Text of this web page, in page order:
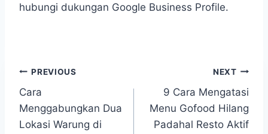
hubungi dukungan Google Business Profile.
Post
navigation
PREVIOUS
Cara
Menggabungkan Dua
Lokasi Warung di
NEXT
9 Cara Mengatasi
Menu Gofood Hilang
Padahal Resto Aktif